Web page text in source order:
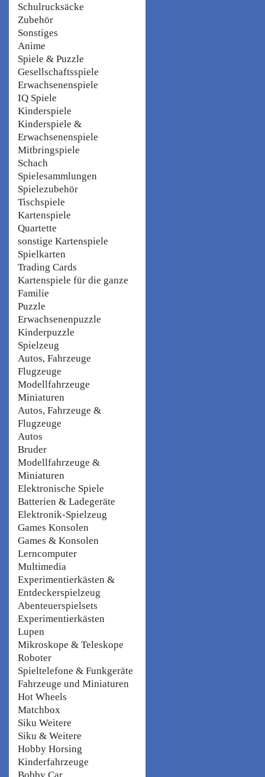
Schulrucksäcke
Zubehör
Sonstiges
Anime
Spiele & Puzzle
Gesellschaftsspiele
Erwachsenenspiele
IQ Spiele
Kinderspiele
Kinderspiele &
Erwachsenenspiele
Mitbringspiele
Schach
Spielesammlungen
Spielezubehör
Tischspiele
Kartenspiele
Quartette
sonstige Kartenspiele
Spielkarten
Trading Cards
Kartenspiele für die ganze
Familie
Puzzle
Erwachsenenpuzzle
Kinderpuzzle
Spielzeug
Autos, Fahrzeuge
Flugzeuge
Modellfahrzeuge
Miniaturen
Autos, Fahrzeuge &
Flugzeuge
Autos
Bruder
Modellfahrzeuge &
Miniaturen
Elektronische Spiele
Batterien & Ladegeräte
Elektronik-Spielzeug
Games Konsolen
Games & Konsolen
Lerncomputer
Multimedia
Experimentierkästen &
Entdeckerspielzeug
Abenteuerspielsets
Experimentierkästen
Lupen
Mikroskope & Teleskope
Roboter
Spieltelefone & Funkgeräte
Fahrzeuge und Miniaturen
Hot Wheels
Matchbox
Siku Weitere
Siku & Weitere
Hobby Horsing
Kinderfahrzeuge